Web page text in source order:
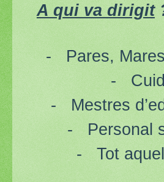
A qui va dirigit
-
Pares,
-
-
Mestres
-
Personal
-
Tot